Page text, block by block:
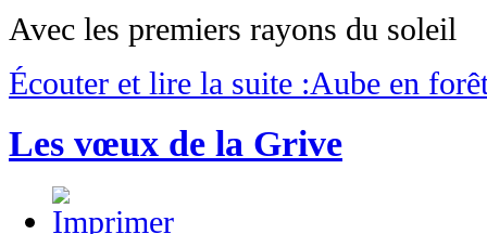
Avec les premiers rayons du soleil
Écouter et lire la suite :Aube en
Les vœux de la Grive